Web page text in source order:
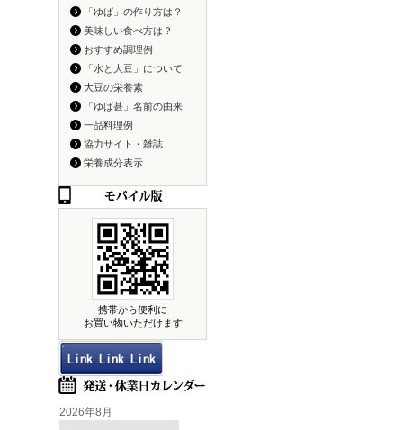
「ゆば」の作り方は？
美味しい食べ方は？
おすすめ調理例
「水と大豆」について
大豆の栄養素
「ゆば甚」名前の由来
一品料理例
協力サイト・雑誌
栄養成分表示
携帯から便利に
お買い物いただけます
2026年8月